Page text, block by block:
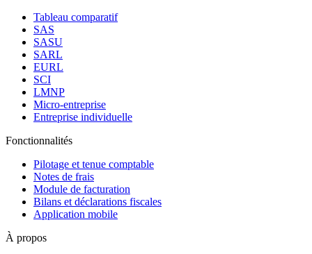
Tableau comparatif
SAS
SASU
SARL
EURL
SCI
LMNP
Micro-entreprise
Entreprise individuelle
Fonctionnalités
Pilotage et tenue comptable
Notes de frais
Module de facturation
Bilans et déclarations fiscales
Application mobile
À propos